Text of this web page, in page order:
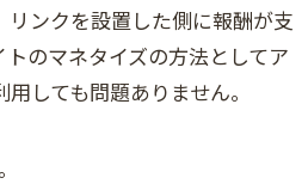
リンクを設置した側に報酬が支
のマネタイズの方法としてア
しても問題ありません。